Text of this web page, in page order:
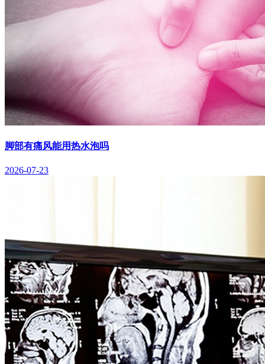
脚部有痛风能用热水泡吗
2026-07-23